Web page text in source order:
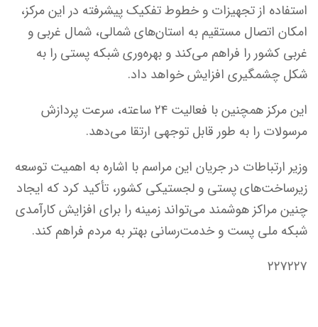
استفاده از تجهیزات و خطوط تفکیک پیشرفته در این مرکز،
امکان اتصال مستقیم به استان‌های شمالی، شمال غربی و
غربی کشور را فراهم می‌کند و بهره‌وری شبکه پستی را به
شکل چشمگیری افزایش خواهد داد.
این مرکز همچنین با فعالیت ۲۴ ساعته، سرعت پردازش
مرسولات را به طور قابل توجهی ارتقا می‌دهد.
وزیر ارتباطات در جریان این مراسم با اشاره به اهمیت توسعه
زیرساخت‌های پستی و لجستیکی کشور، تأکید کرد که ایجاد
چنین مراکز هوشمند می‌تواند زمینه را برای افزایش کارآمدی
شبکه ملی پست و خدمت‌رسانی بهتر به مردم فراهم کند.
۲۲۷۲۲۷